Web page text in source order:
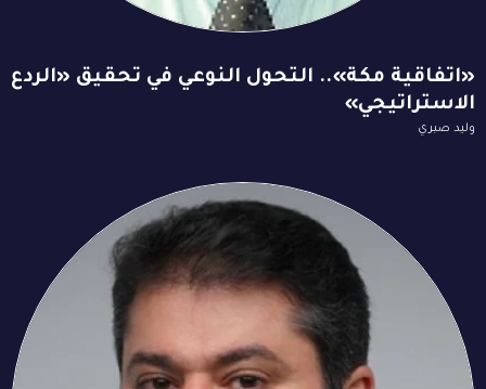
«اتفاقية مكة».. التحول النوعي في تحقيق «الردع
الاستراتيجي»
وليد صبري